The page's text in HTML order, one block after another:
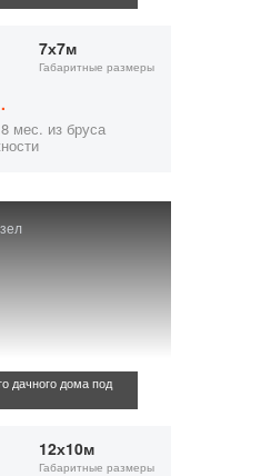
7х7м
Габаритные размеры
мес. из бруса
дачного дома под
12х10м
Габаритные размеры